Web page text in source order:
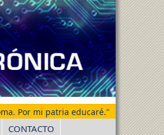
Por mi patria educaré."
CONTACTO